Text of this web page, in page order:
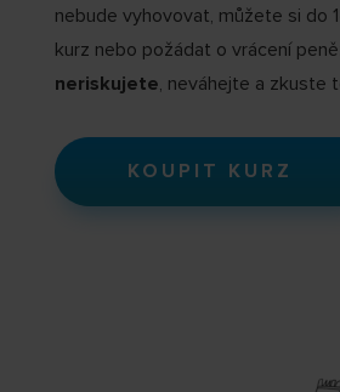
nebude vyhovovat, můžete si do
kurz nebo požádat o vrácení
neriskujete, neváhejte a zkuste
KOUPIT KURZ